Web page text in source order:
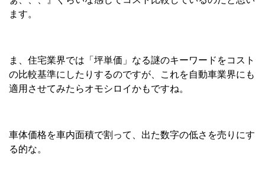
ます。
ま、住宅業界では「坪単価」なる謎のキーワードをコスト
の比較基準にしたりするのですが、これを自動車業界にも
適用させてみたらオモシロイかもですね。
車体価格を車内面積で割って、出た数字の低さを売りにす
る的な。